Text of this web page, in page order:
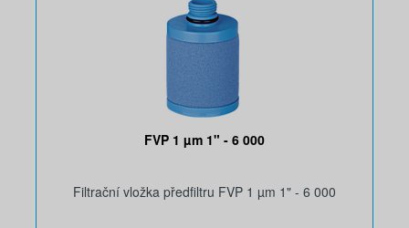
FVP 1 µm 1" - 6 000
Filtrační vložka předfiltru FVP 1 µm 1" - 6 000